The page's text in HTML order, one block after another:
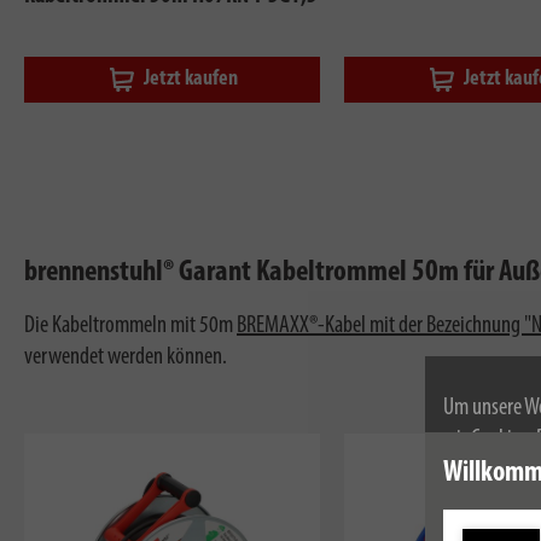
Um unsere
wir Cookies.
Weitere
Jetzt kaufen Jetzt
brennenstuhl® Garant Kabeltrommel 50m für
Die Kabeltrommeln mit 50m BREMAXX®-Kabel mit der Bezeichnung
verwendet werden können.